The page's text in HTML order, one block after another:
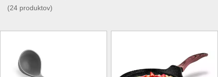
minimálnym úsilím.
(24 produktov)